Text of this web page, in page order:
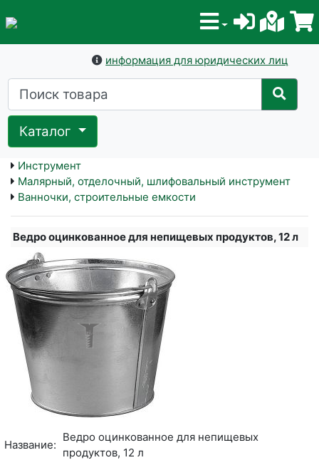
информация для юридических лиц
Каталог
Инструмент
Малярный, отделочный, шлифовальный инструмент
Ванночки, строительные емкости
Ведро оцинкованное для непищевых продуктов, 12 л
Название:
Ведро оцинкованное для непищевых
продуктов, 12 л